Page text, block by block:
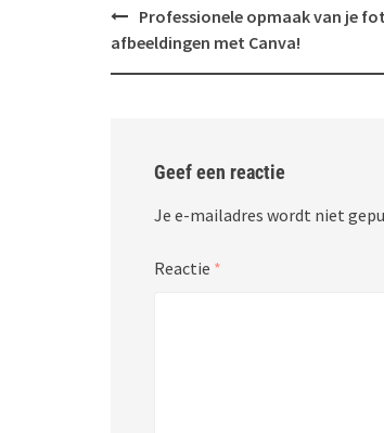
Bericht
navigatie
Professionele opmaak van je
afbeeldingen met Canva!
Geef een reactie
Je e-mailadres wordt niet
Reactie *